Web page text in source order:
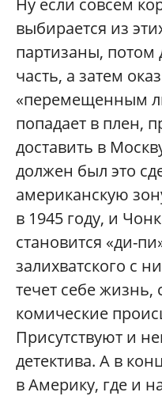
Ну если совсем
выбирается из
партизаны, потом
часть, а затем
«перемещенным
попадает в плен,
доставить в
должен был это
американскую
в 1945 году, и
становится «ди-
залихватского с
течет себе жизнь,
комические
Присутствуют и
детектива. А в
в Америку, где и